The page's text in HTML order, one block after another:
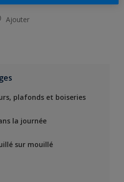
Ajouter
plafonds et boiseries
la journée
sur mouillé